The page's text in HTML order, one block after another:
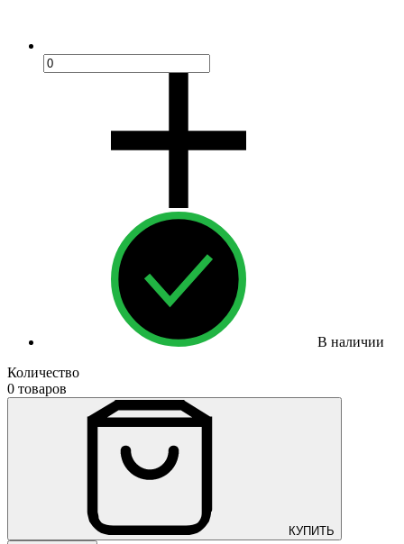
В наличии
Количество
0 товаров
КУПИТЬ